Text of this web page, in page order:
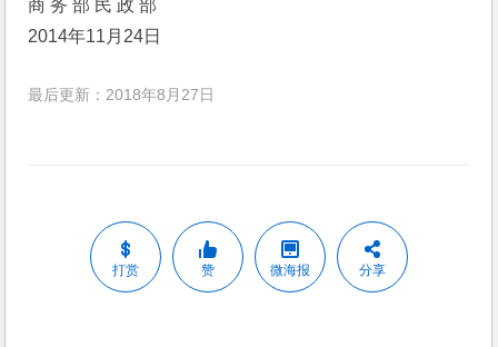
商 务 部 民 政 部
2014年11月24日
最后更新：2018年8月27日
打赏 赞 微海报 分享